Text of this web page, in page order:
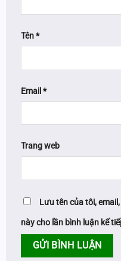
Tên*
Email *
Trang web
Lưu tên của tôi,
này cho lần bình luận kế